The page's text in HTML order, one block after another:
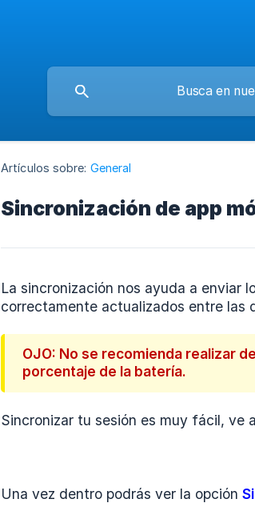
Artículos sobre: General
Sincronización de app
La sincronización nos ayuda a enviar
correctamente actualizados entre las
OJO: No se recomienda realizar
porcentaje de la batería.
Sincronizar tu sesión es muy fácil, ve
Una vez dentro podrás ver la opción